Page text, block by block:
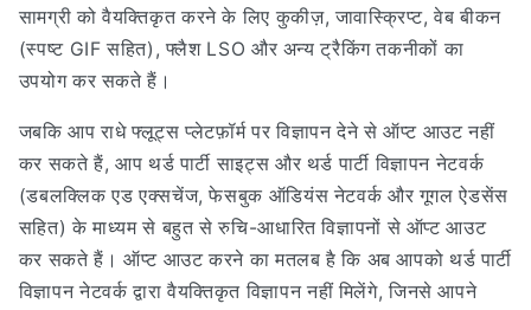
सामग्री को वैयक्तिकृत करने के लिए कुकीज़, जावास्क्रिप्ट, वेब बीकन
(स्पष्ट GIF सहित), फ्लैश LSO और अन्य ट्रैकिंग तकनीकों का
उपयोग कर सकते हैं।
जबकि आप राधे फ्लूट्स प्लेटफ़ॉर्म पर विज्ञापन देने से ऑप्ट आउट नहीं
कर सकते हैं, आप थर्ड पार्टी साइट्स और थर्ड पार्टी विज्ञापन नेटवर्क
(डबलक्लिक एड एक्सचेंज, फेसबुक ऑडियंस नेटवर्क और गूगल ऐडसेंस
सहित) के माध्यम से बहुत से रुचि-आधारित विज्ञापनों से ऑप्ट आउट
कर सकते हैं। ऑप्ट आउट करने का मतलब है कि अब आपको थर्ड पार्टी
विज्ञापन नेटवर्क द्वारा वैयक्तिकृत विज्ञापन नहीं मिलेंगे, जिनसे आपने